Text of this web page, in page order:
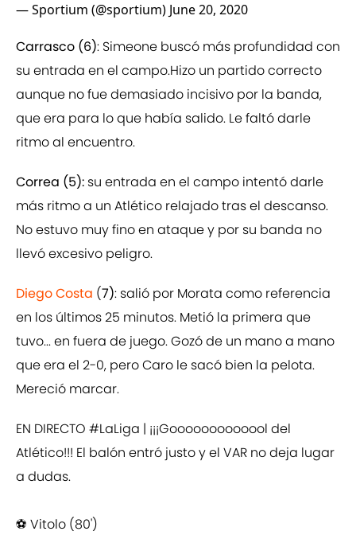
— Sportium (@sportium) June 20, 2020
Carrasco (6): Simeone buscó más profundidad con
su entrada en el campo.Hizo un partido correcto
aunque no fue demasiado incisivo por la banda,
que era para lo que había salido. Le faltó darle
ritmo al encuentro.
Correa (5): su entrada en el campo intentó darle
más ritmo a un Atlético relajado tras el descanso.
No estuvo muy fino en ataque y por su banda no
llevó excesivo peligro.
Diego Costa (7): salió por Morata como referencia
en los últimos 25 minutos. Metió la primera que
tuvo... en fuera de juego. Gozó de un mano a mano
que era el 2-0, pero Caro le sacó bien la pelota.
Mereció marcar.
EN DIRECTO #LaLiga | ¡¡¡Gooooooooooool del
Atlético!!! El balón entró justo y el VAR no deja lugar
a dudas.
⚽ Vitolo (80')